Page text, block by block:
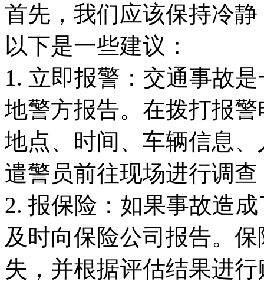
首先，我们应该保持冷
以下是一些建议：
1. 立即报警：交通事故
地警方报告。在拨打报
地点、时间、车辆信息
遣警员前往现场进行调
2. 报保险：如果事故造
及时向保险公司报告。
失，并根据评估结果进行